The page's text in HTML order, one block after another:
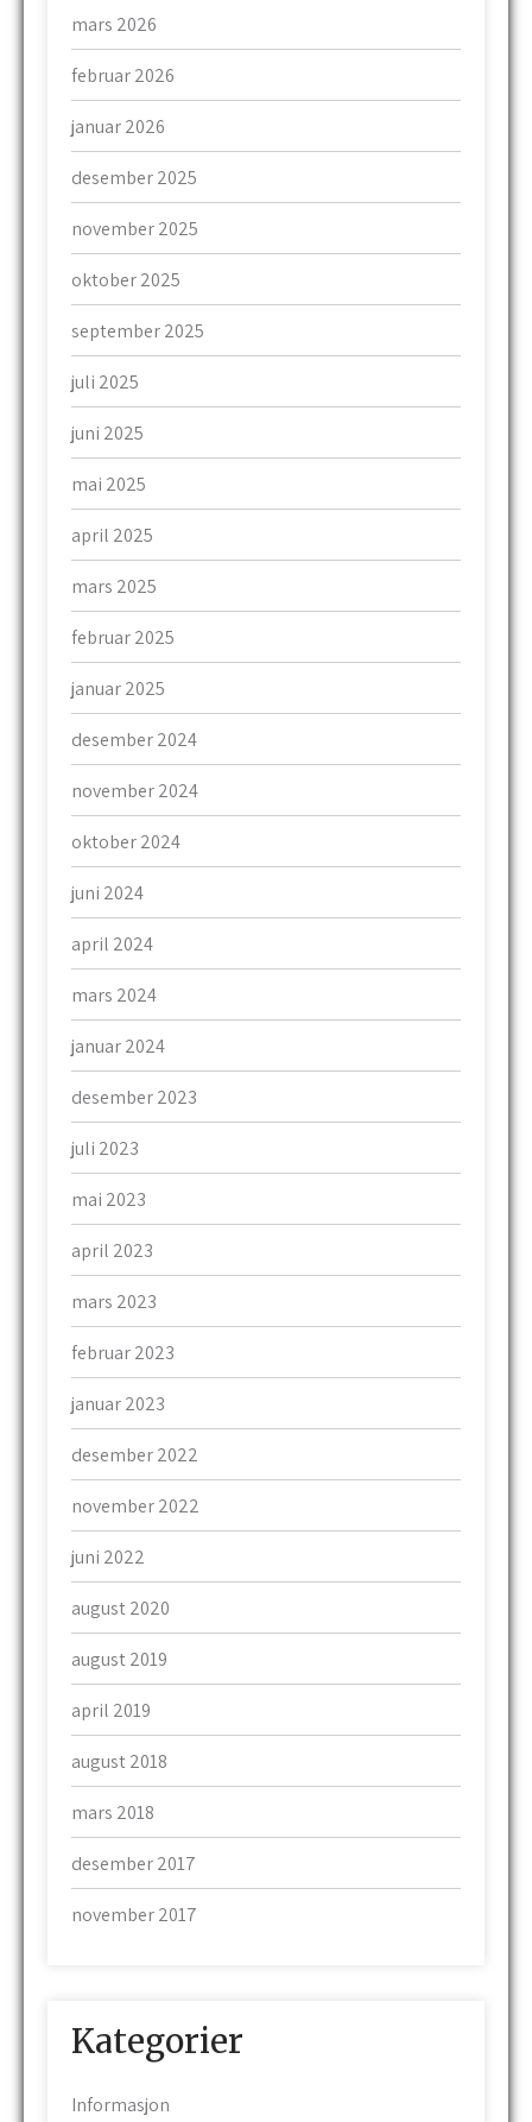
mars 2026
februar 2026
januar 2026
desember 2025
november 2025
oktober 2025
september 2025
juli 2025
juni 2025
mai 2025
april 2025
mars 2025
februar 2025
januar 2025
desember 2024
november 2024
oktober 2024
juni 2024
april 2024
mars 2024
januar 2024
desember 2023
juli 2023
mai 2023
april 2023
mars 2023
februar 2023
januar 2023
desember 2022
november 2022
juni 2022
august 2020
august 2019
april 2019
august 2018
mars 2018
desember 2017
november 2017
Kategorier
Informasjon